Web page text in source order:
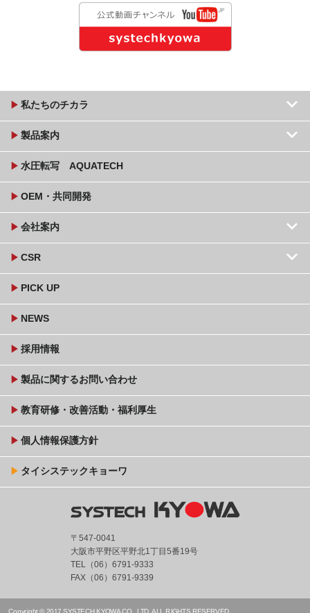
play_arrow 私たちのチカラ keyboard_arrow_down
play_arrow 製品案内 keyboard_arrow_down
play_arrow 水圧転写 AQUATECH
play_arrow OEM・共同開発
play_arrow 会社案内 keyboard_arrow_down
play_arrow CSR keyboard_arrow_down
play_arrow PICK UP
play_arrow NEWS
play_arrow 採用情報
play_arrow 製品に関するお問い合わせ
play_arrow 教育研修・改善活動・福利厚生
play_arrow 個人情報保護方針
play_arrow タイシステックキョーワ
〒547-0041
大阪市平野区平野北1丁目5番19号
TEL（06）6791-9333
FAX（06）6791-9339
Copyright © 2017 SYSTECH KYOWA CO., LTD. ALL RIGHTS RESERVED.